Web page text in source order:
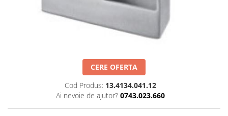
Set broasca + balama usa sticla
Maner broasca usa sticla
Cilindri broasca usa sticla
Amortizoare cu brat/sina
Compartimentari
CERE OFERTA
Cod Produs: 13.4134.041.12
Ai nevoie de ajutor? 0743.023.660